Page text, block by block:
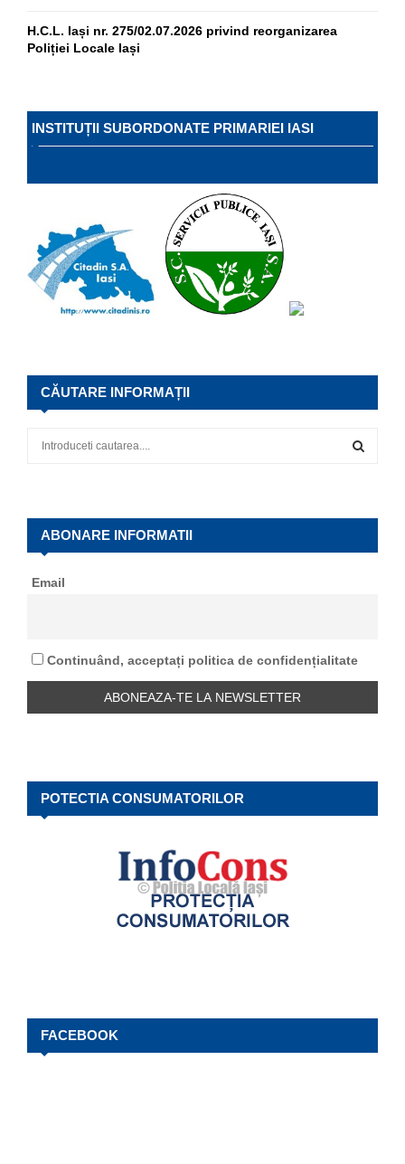
H.C.L. Iași nr. 275/02.07.2026 privind reorganizarea
Poliției Locale Iași
INSTITUȚII SUBORDONATE PRIMARIEI IASI
CĂUTARE INFORMAȚII
f
E
A
H
ABONARE INFORMATII
Email
Continuând, acceptați politica de confidențialitate
POTECTIA CONSUMATORILOR
FACEBOOK